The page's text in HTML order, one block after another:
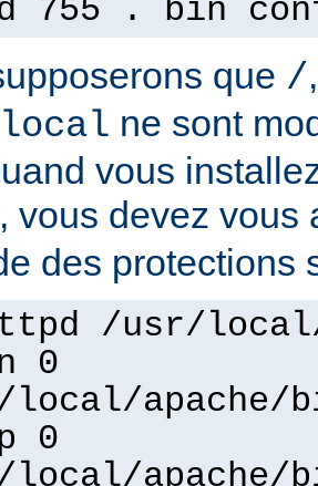
755 . bin
que /
ne sont
vous
, vous devez vous
des protections
/usr/
0
apache/
0
apache/